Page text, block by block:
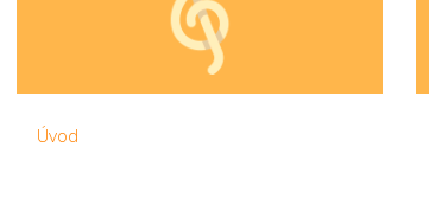
Úvod